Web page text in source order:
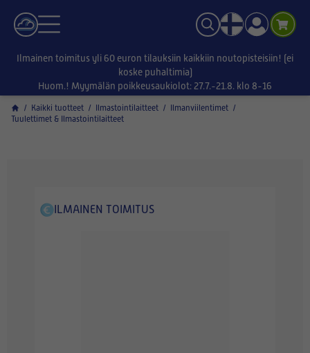
Ilmainen toimitus yli 60 euron tilauksiin kaikkiin noutopisteisiin! (ei
koske puhaltimia)
Huom.! Myymälän poikkeusaukiolot: 27.7.-21.8. klo 8-16
/ Kaikki tuotteet / Ilmastointilaitteet / Ilmanviilentimet /
Tuulettimet & Ilmastointilaitteet
ILMAINEN TOIMITUS